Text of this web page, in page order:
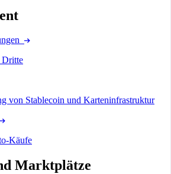
Dritte
von Stablecoin und Karteninfrastruktur
Käufe
Marktplätze